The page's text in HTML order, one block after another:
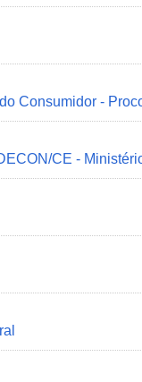
Consumidor -
CE -